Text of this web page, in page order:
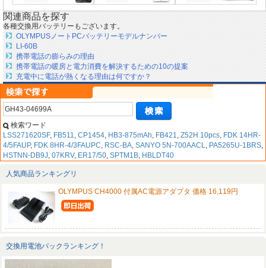
関連商品を探す
各種交換用バッテリーもございます。
OLYMPUSノートPCバッテリーモデルナンバー
LI-60B
携帯電話の膨らみの理由
携帯電話の暖房と電力消費を解決するための10の提案
充電中に電話が熱くなる理由は何ですか？
検索ワード
LSS271620SF, FB511, CP1454, HB3-875mAh, FB421, Z52H 10pcs, FDK 14HR-
4/5FAUP, FDK 8HR-4/3FAUPC, RSC-BA, SANYO 5N-700AACL, PA5265U-1BRS,
HSTNN-DB9J, 07KRV, ER17/50, SPTM1B, HBLDT40
人気商品ランキングリ
OLYMPUS CH4000 付属AC電源アダプタ 価格 16,119円
交換用電池パックランキング！